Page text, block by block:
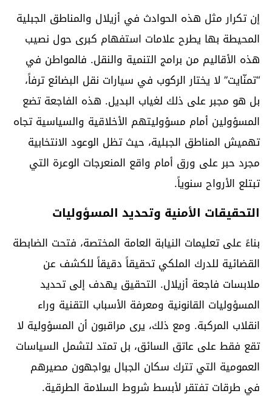
إن تكرار مثل هذه الحوادث في أزيلال والمناطق الجبلية
المحيطة بها يطرح علامات استفهام كبرى حول نصيب
هذه الأقاليم من برامج التنمية والنقل. فالمواطن في
“تمنّايت” لا يختار الركوب في سيارات نقل البضائع ترفاً،
بل هو مجبر على ذلك لغياب البديل. هذه الفاجعة تضع
المسؤولين أمام مسؤوليتهم الأخلاقية والسياسية تجاه
تهميش المناطق الجبلية، حيث تظل الوعود الانتخابية
مجرد حبر على ورق أمام واقع المنعرجات الوعرة التي
تبتلع الأرواح سنوياً.
التحقيقات الأمنية وتحديد المسؤوليات
بناءً على تعليمات النيابة العامة المختصة، فتحت الضابطة
القضائية للدرك الملكي تحقيقاً دقيقاً للكشف عن
ملابسات فاجعة أزيلال. التحقيق يهدف إلى تحديد
المسؤوليات القانونية ومعرفة الأسباب التقنية وراء
انقلاب المركبة. ومع ذلك، يرى مراقبون أن المسؤولية لا
تقع فقط على عاتق السائق، بل تمتد لتشمل السياسات
العمومية التي تترك سكان الجبال يواجهون مصيرهم
في طرقات تفتقر لأبسط شروط السلامة الطرقية.